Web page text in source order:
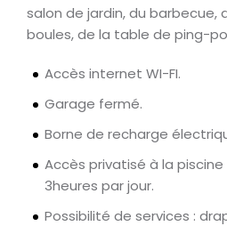
salon de jardin, du barbecue,
boules, de la table de ping-
Accès internet WI-FI.
Garage fermé.
Borne de recharge
Accès privatisé à la
3heures par jour.
Possibilité de services :